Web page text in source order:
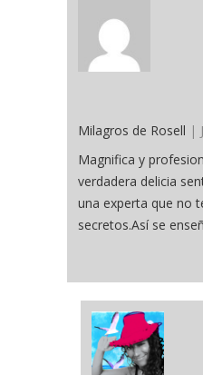
Milagros de Rosell |
Magnifica y
verdadera delicia
una experta que no
secretos.Así se